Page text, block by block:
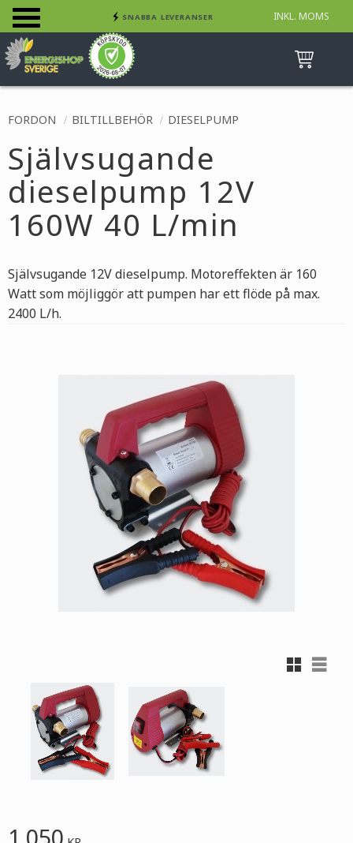
Meny
INKL. MOMS
SNABBA LEVERANSER
BETALA SÄKERT MED KORT, FAKTURA &
SWISH
FORDON BILTILLBEHÖR DIESELPUMP
Självsugande
dieselpump 12V
160W 40 L/min
Självsugande 12V dieselpump. Motoreffekten är 160
Watt som möjliggör att pumpen har ett flöde på max.
2400 L/h.
Rutnätsvy
Listvy